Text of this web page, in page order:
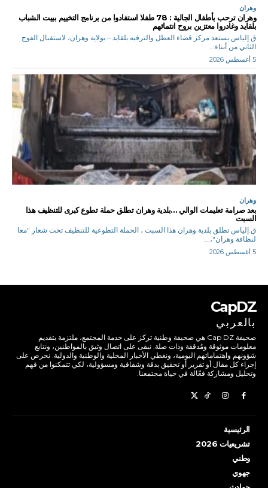
وهران
وهران ترحب بأطفال الجالية : 78 طفلا استفادوا من برنامج التخييم ببيت الشباب
بلقايد وغادروا معتزين بروح انتمائهم
ق.إلياس يستعد مركز قضاء العطل والترفيه بلقايد – بولاية وهران، لاستقبال الفوج
الثاني من أبناء...
5 أغسطس 2026
وهران
بعد صرامة تعليمات الوالي …بلدية وهران تطلق حملة تطوع كبرى للتنظيف هذا
السبت
ق.إلياس تطلق بلدية وهران هذا السبت ، الحملة التطوعية للتنظيف تحت شعار "معا
لنظافة وهران"،...
5 أغسطس 2026
CapDZ
بالعربي
صحيفة Cap DZ هي صحيفة وطنية تركز على خدمة المجتمع، ملتزمة بتقديم
معلومات موثوقة ومُدققة وذات صلة. نبقى على اتصال وثيق بالمواطنين، ونتابع
شؤونهم واهتماماتهم اليومية، ونغطي الأخبار المحلية والوطنية والدولية. نحرص على
إجراء كل مقال أو تقرير أو تحقيق بدقة وشفافية ومسؤولية، لكي تتمكنوا من فهم
وتحليل ومشاركة فعّالة في حياة مجتمعنا.
الرئيسية
تشريعيات 2026
وطني
جهوي